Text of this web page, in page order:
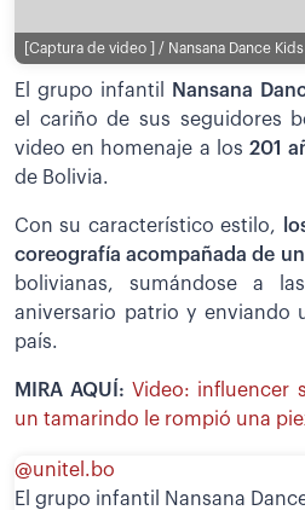
[Captura de video ] / Nansana Dance Kids
El grupo infantil Nansana
el cariño de sus seguidores
video en homenaje a los 201
de Bolivia.
Con su característico estilo,
coreografía acompañada de
bolivianas, sumándose a
aniversario patrio y enviando
país.
MIRA AQUÍ: Video: influencer
un tamarindo le rompió una
@unitel.bo
El grupo infantil Nansana